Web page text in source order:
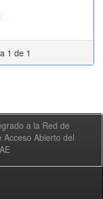
1 de 1
a la Red de
Acceso Abierto del